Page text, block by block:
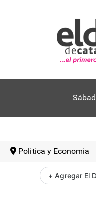
Politica y Economia
+ Agregar El